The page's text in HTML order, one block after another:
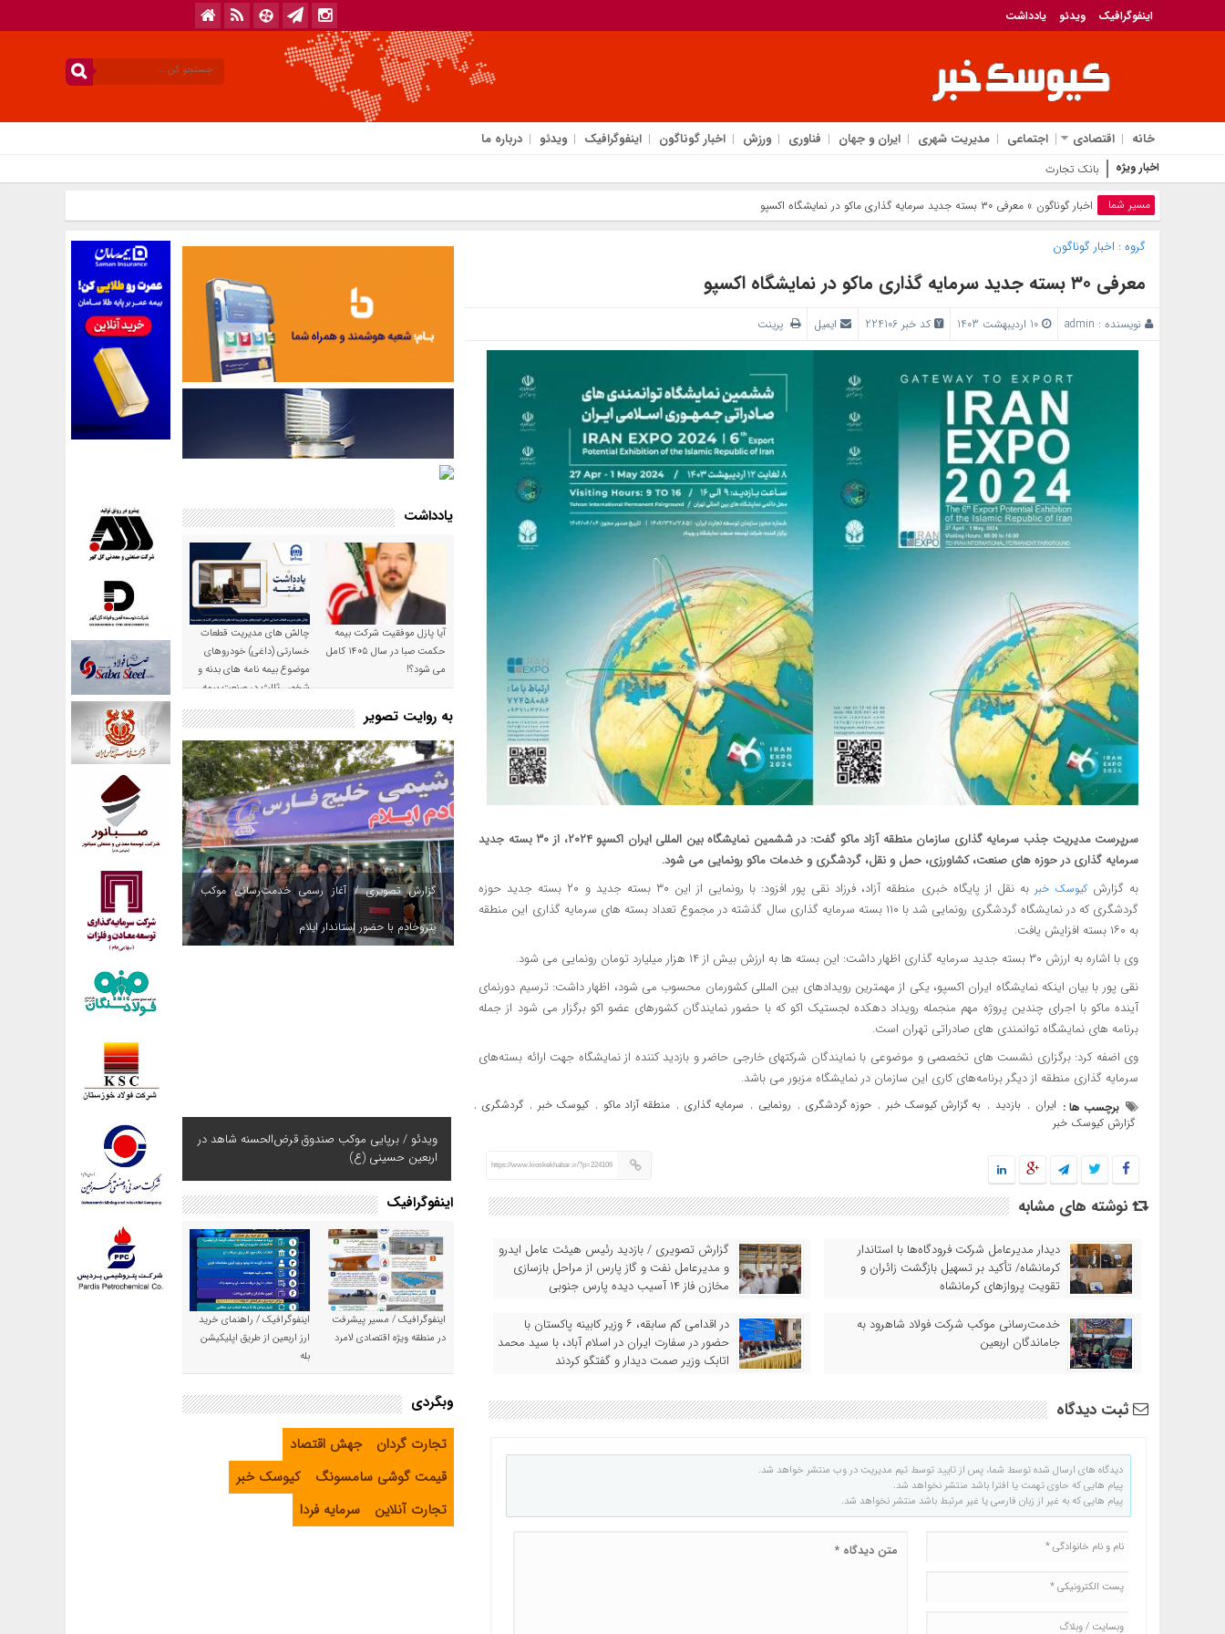
اینفوگرافیک ویدئو یادداشت
خانه اقتصادی اجتماعی مدیریت شهری ایران و جهان فناوری ورزش اخبار گوناگون اینفوگرافیک ویدئو درباره ما
اخبار ویژه بانک تجارت، تأمین‌کننده مالی پروژه
مسیر شما اخبار گوناگون » معرفی ۳۰ بسته جدید سرمایه گذاری ماکو در نمایشگاه اکسپو
گروه : اخبار گوناگون
معرفی ۳۰ بسته جدید سرمایه گذاری ماکو در نمایشگاه اکسپو
نویسنده : admin کد خبر 224106 ایمیل پرینت
سرپرست مدیریت جذب سرمایه گذاری سازمان منطقه آزاد ماکو گفت: در ششمین نمایشگاه بین المللی ایران اکسپو ۲۰۲۴، از ۳۰ بسته جدید
سرمایه گذاری در حوزه های صنعت، کشاورزی، حمل و نقل،‌ گردشگری و خدمات ماکو رونمایی می شود.
به گزارش کیوسک خبر
به نقل از پایگاه خبری منطقه آزاد، فرزاد نقی پور افزود: با رونمایی از این ۳۰ بسته جدید و ۲۰ بسته جدید حوزه
گردشگری که در نمایشگاه گردشگری رونمایی شد با ۱۱۰ بسته سرمایه گذاری سال گذشته در مجموع تعداد بسته های سرمایه گذاری این منطقه
به ۱۶۰ بسته افزایش یافت.
وی با اشاره به ارزش ۳۰ بسته جدید سرمایه گذاری اظهار داشت: این بسته ها به ارزش بیش از ۱۴ هزار میلیارد تومان رونمایی می شود.
نقی پور با بیان اینکه نمایشگاه ایران اکسپو، یکی از مهمترین رویدادهای بین المللی کشورمان محسوب می شود، اظهار داشت: ترسیم دورنمای
آینده ماکو با اجرای چندین پروژه مهم منجمله رویداد دهکده لجستیک اکو که با حضور نمایندگان کشورهای عضو اکو برگزار می شود از جمله
برنامه های نمایشگاه توانمندی های صادراتی تهران است.
وی اضفه کرد: برگزاری نشست های تخصصی و موضوعی با نمایندگان شرکتهای خارجی حاضر و بازدید کننده از نمایشگاه جهت ارائه بسته‌های
سرمایه گذاری منطقه از دیگر برنامه‌های کاری این سازمان در نمایشگاه مزبور می باشد.
برچسب ها : ایران , بازدید , به گزارش کیوسک خبر , حوزه گردشگری , رونمایی , سرمایه گذاری , منطقه آزاد ماکو , کیوسک خبر , گردشگری ,
گزارش کیوسک خبر
https://www.kioskekhabar.ir/?p=224106
نوشته های مشابه
دیدار مدیرعامل شرکت فرودگاه‌ها با استاندار
کرمانشاه/ تأکید بر تسهیل بازگشت زائران و
تقویت پروازهای کرمانشاه
گزارش تصویری / بازدید رئیس هیئت عامل ایدرو
و مدیرعامل نفت و گاز پارس از مراحل بازسازی
مخازن فاز ۱۴ آسیب دیده پارس جنوبی
خدمت‌رسانی موکب شرکت فولاد شاهرود به
جاماندگان اربعین
در اقدامی کم سابقه، ۶ وزیر کابینه پاکستان با
حضور در سفارت ایران در اسلام آباد، با سید محمد
اتابک وزیر صمت دیدار و گفتگو کردند
ثبت دیدگاه
دیدگاه های ارسال شده توسط شما، پس از تایید توسط تیم مدیریت در وب منتشر خواهد شد.
پیام هایی که حاوی تهمت یا افترا باشد منتشر نخواهد شد.
پیام هایی که به غیر از زبان فارسی یا غیر مرتبط باشد منتشر نخواهد شد.
یادداشت
آیا پازل موفقیت شرکت بیمه
حکمت صبا در سال ۱۴۰۵ کامل
می شود؟!
چالش های مدیریت قطعات
خسارتی (داغی) خودروهای
موضوع بیمه نامه های بدنه و
شخص ثالث در صنعت بیمه
به روایت تصویر
گزارش تصویری / آغاز رسمی خدمت‌رسانی موکب
پتروخادم با حضور استاندار ایلام
ویدئو / برپایی موکب صندوق قرض‌الحسنه شاهد در
اربعین حسینی (ع)
اینفوگرافیک
اینفوگرافیک / مسیر پیشرفت
در منطقه ویژه اقتصادی لامرد
اینفوگرافیک / راهنمای خرید
ارز اربعین از طریق اپلیکیشن
بله
وبگردی
تجارت گردان
جهش اقتصاد
قیمت گوشی سامسونگ
کیوسک خبر
تجارت آنلاین
سرمایه فردا